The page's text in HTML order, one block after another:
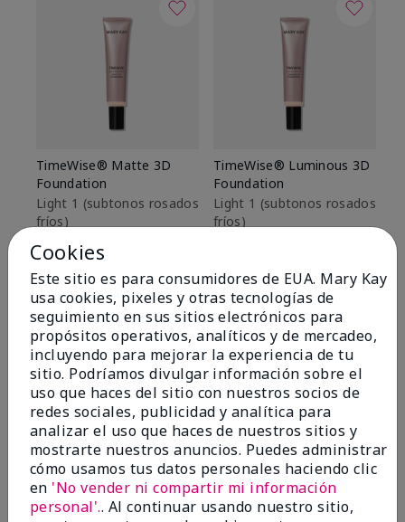
TimeWise® Matte 3D
Foundation
Light 1​ (subtonos rosados
fríos)
TimeWise® Luminous 3D
Foundation
Light 1​ (subtonos rosados
fríos)
Cookies
Este sitio es para consumidores de EUA. Mary Kay
usa cookies, pixeles y otras tecnologías de
seguimiento en sus sitios electrónicos para
propósitos operativos, analíticos y de mercadeo,
incluyendo para mejorar la experiencia de tu
sitio. Podríamos divulgar información sobre el
uso que haces del sitio con nuestros socios de
redes sociales, publicidad y analítica para
analizar el uso que haces de nuestros sitios y
mostrarte nuestros anuncios. Puedes administrar
cómo usamos tus datos personales haciendo clic
en 'No vender ni compartir mi información
personal'.. Al continuar usando nuestro sitio,